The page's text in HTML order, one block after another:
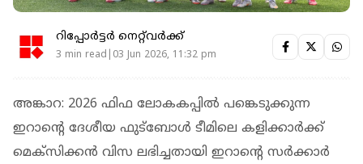
റിപ്പോർട്ടർ നെറ്റ്‌വര്‍ക്ക്‌
3 min read|03 Jun 2026, 11:32 pm
അങ്കാറ: 2026 ഫിഫ ലോകകപ്പിൽ പങ്കെടുക്കുന്ന
ഇറാന്റെ ദേശീയ ഫുട്ബോൾ ടീമിലെ കളിക്കാർക്ക്
മെക്സിക്കൻ വിസ ലഭിച്ചതായി ഇറാൻ്റെ സർക്കാർ